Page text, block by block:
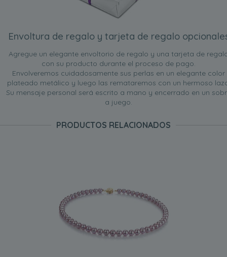
Envoltura de regalo y tarjeta de regalo
Agregue un elegante envoltorio de regalo y una tarjeta de
con su producto durante el proceso de pago.
Envolveremos cuidadosamente sus perlas en un elegante color
plateado metálico y luego las remataremos con un hermoso
Su mensaje personal será escrito a mano y encerrado en un
a juego.
PRODUCTOS RELACIONADOS